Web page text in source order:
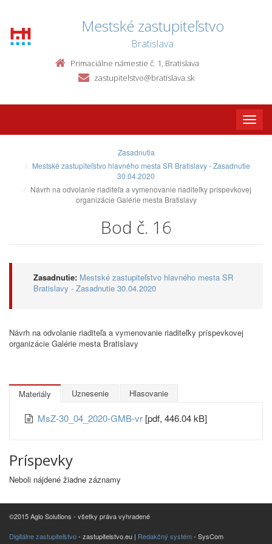
Mestské zastupiteľstvo
Bratislava
Primaciálne námestie č. 1, Bratislava
zastupitelstvo@bratislava.sk
Toggle
Zasadnutia
Mestské zastupiteľstvo hlavného mesta SR Bratislavy - Zasadnutie
30.04.2020
Návrh na odvolanie riaditeľa a vymenovanie riaditeľky príspevkovej
organizácie Galérie mesta Bratislavy
Bod č. 16
Zasadnutie: Mestské zastupiteľstvo hlavného mesta SR
Bratislavy - Zasadnutie 30.04.2020
Návrh na odvolanie riaditeľa a vymenovanie riaditeľky príspevkovej
organizácie Galérie mesta Bratislavy
Materiály Uznesenie Hlasovanie
MsZ-30_04_2020-GMB-vr [pdf, 446.04 kB]
Príspevky
Neboli nájdené žiadne záznamy
©2015 Aglo Solutions - všetky práva vyhradené
Digitálne zastupiteľstvo- zastupitelstvo.eu | Redakčný systém- SysCom